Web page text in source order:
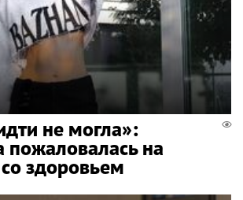
не могла»:
на
здоровьем